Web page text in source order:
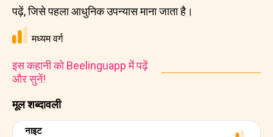
मूल शब्दावली
नाइट
पढ़ें, जिसे पहला आधुनिक उपन्यास माना जाता है।
मध्यम वर्ग
इस कहानी को Beelinguapp में पढ़ें
और सुनें!